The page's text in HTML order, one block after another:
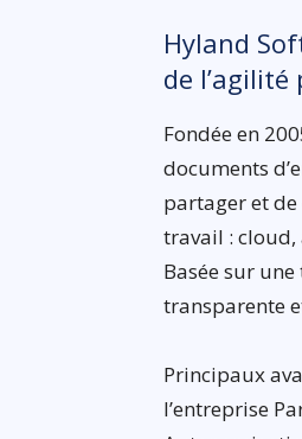
Hyland
de
Fondée en
documents
partager et
travail : cloud,
Basée sur
transparente
Principaux
l’entreprise